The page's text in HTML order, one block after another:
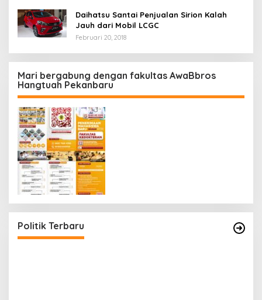
Daihatsu Santai Penjualan Sirion Kalah
Jauh dari Mobil LCGC
Februari 20, 2018
Mari bergabung dengan fakultas AwaBbros
Hangtuah Pekanbaru
Politik Terbaru
Polresta Pekanbaru Tes Urine 101 Personel,
Tegaskan Komitmen Bersih Narkoba
Di Politik, Polri | Februari 23, 2026